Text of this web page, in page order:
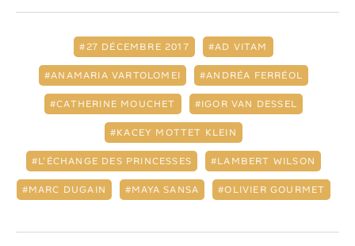
27 DÉCEMBRE 2017 AD VITAM
ANAMARIA VARTOLOMEI ANDRÉA FERRÉOL
CATHERINE MOUCHET IGOR VAN DESSEL
KACEY MOTTET KLEIN
L'ÉCHANGE DES PRINCESSES LAMBERT WILSON
MARC DUGAIN MAYA SANSA OLIVIER GOURMET